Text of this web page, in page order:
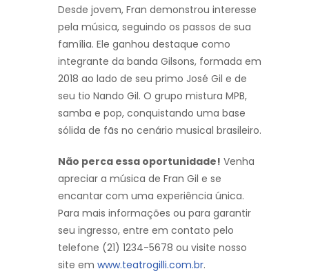
Desde jovem, Fran demonstrou interesse
pela música, seguindo os passos de sua
família. Ele ganhou destaque como
integrante da banda Gilsons, formada em
2018 ao lado de seu primo José Gil e de
seu tio Nando Gil. O grupo mistura MPB,
samba e pop, conquistando uma base
sólida de fãs no cenário musical brasileiro.
Não perca essa oportunidade! Venha
apreciar a música de Fran Gil e se
encantar com uma experiência única.
Para mais informações ou para garantir
seu ingresso, entre em contato pelo
telefone (21) 1234-5678 ou visite nosso
site em www.teatrogilli.com.br.